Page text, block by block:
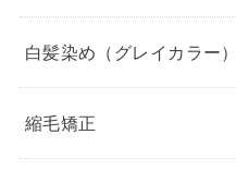
白髪染め（グレイカラー）
縮毛矯正